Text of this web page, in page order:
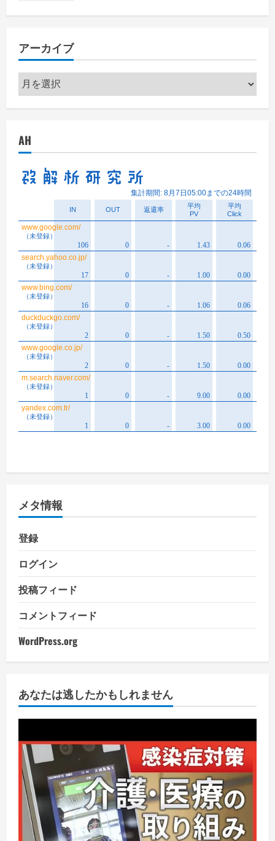
アーカイブ
ア
ー
カ
ブ
AH
メタ情報
登録
ログイン
投稿フィード
コメントフィード
WordPress.org
あなたは逃したかもしれません